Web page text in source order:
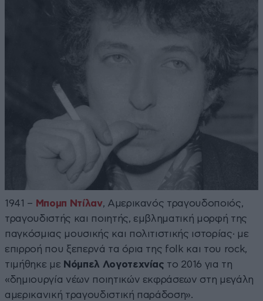
1941 – Μπομπ Ντίλαν, Αμερικανός τραγουδοποιός,
τραγουδιστής και ποιητής, εμβληματική μορφή της
παγκόσμιας μουσικής και πολιτιστικής ιστορίας· με
επιρροή που ξεπερνά τα όρια της folk και του rock,
τιμήθηκε με Νόμπελ Λογοτεχνίας το 2016 για τη
«δημιουργία νέων ποιητικών εκφράσεων στη μεγάλη
αμερικανική τραγουδιστική παράδοση».